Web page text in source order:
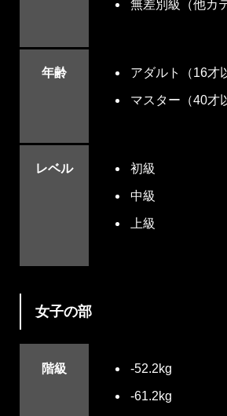
無差別級（他カ
年齢 アダルト（16才
マスター（40才
レベル 初級
中級
上級
女子の部
階級 -52.2kg
-61.2kg